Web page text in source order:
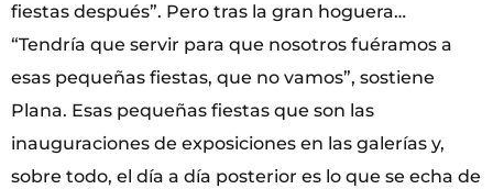
fiestas después”. Pero tras la gran hoguera…
“Tendría que servir para que nosotros fuéramos a
esas pequeñas fiestas, que no vamos”, sostiene
Plana. Esas pequeñas fiestas que son las
inauguraciones de exposiciones en las galerías y,
sobre todo, el día a día posterior es lo que se echa de